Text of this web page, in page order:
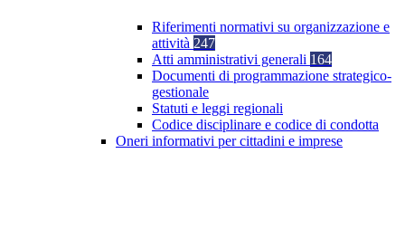
Riferimenti normativi su organizzazione e
attività 247
Atti amministrativi generali 164
Documenti di programmazione strategico-
gestionale
Statuti e leggi regionali
Codice disciplinare e codice di condotta
Oneri informativi per cittadini e imprese